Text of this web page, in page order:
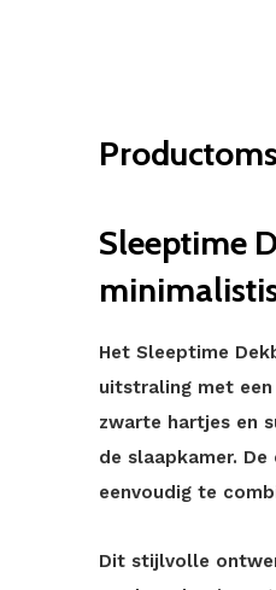
Sleeptime
Het Sleeptime
uitstraling met
zwarte hartjes en
de slaapkamer.
eenvoudig te
Dit stijlvolle